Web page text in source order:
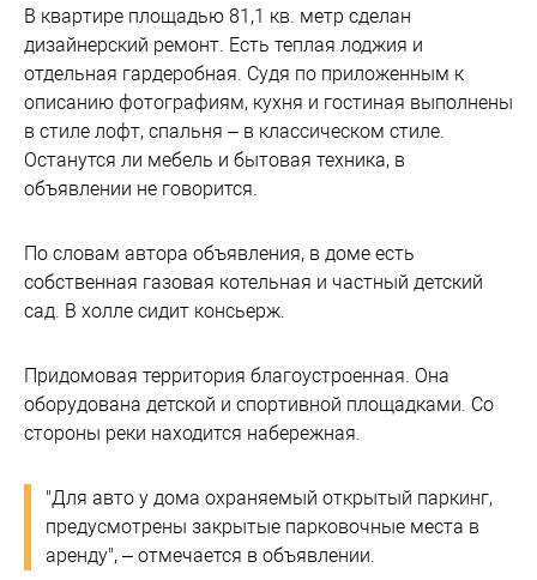
В квартире площадью 81,1 кв. метр сделан
дизайнерский ремонт. Есть теплая лоджия и
отдельная гардеробная. Судя по приложенным к
описанию фотографиям, кухня и гостиная выполнены
в стиле лофт, спальня – в классическом стиле.
Останутся ли мебель и бытовая техника, в
объявлении не говорится.
По словам автора объявления, в доме есть
собственная газовая котельная и частный детский
сад. В холле сидит консьерж.
Придомовая территория благоустроенная. Она
оборудована детской и спортивной площадками. Со
стороны реки находится набережная.
"Для авто у дома охраняемый открытый паркинг,
предусмотрены закрытые парковочные места в
аренду", – отмечается в объявлении.